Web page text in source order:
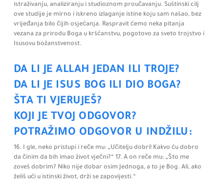
istraživanju, analiziranju i studioznom proučavanju. Suštinski cilj
ove studije je mirno i iskreno izlaganje istine koju sam našao, bez
vrijeđanja bilo čijih osjećanja. Raspravit ćemo neka pitanja
vezana za prirodu Boga u kršćanstvu, pogotovo za sveto trojstvo i
Isusovu božanstvenost.
DA LI JE ALLAH JEDAN ILI TROJE?
DA LI JE ISUS BOG ILI DIO BOGA?
ŠTA TI VJERUJEŠ?
KOJI JE TVOJ ODGOVOR?
POTRAŽIMO ODGOVOR U INDŽILU:
16. I gle, neko pristupi i reče mu: „Učitelju dobri! Kakvo ću dobro
da činim da bih imao život vječni?“ 17. A on reče mu: „Što me
zoveš dobrim? Niko nije dobar osim Jednoga, a to je Bog. Ali, ako
želiš ući u istinski život, drži se zapovijesti.“